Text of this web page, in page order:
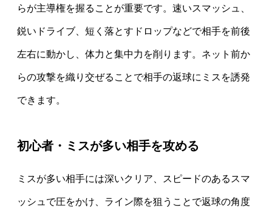
らが主導権を握ることが重要です。速いスマッシュ、
鋭いドライブ、短く落とすドロップなどで相手を前後
左右に動かし、体力と集中力を削ります。ネット前か
らの攻撃を織り交ぜることで相手の返球にミスを誘発
できます。
初心者・ミスが多い相手を攻める
ミスが多い相手には深いクリア、スピードのあるスマ
ッシュで圧をかけ、ライン際を狙うことで返球の角度